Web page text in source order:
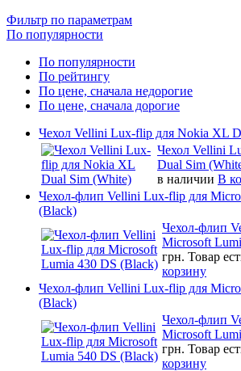
Фильтр по параметрам
По популярности
По популярности
По рейтингу
По цене, сначала недорогие
По цене, сначала дорогие
Чехол Vellini Lux-flip для Nokia XL
Чехол Vellini
Dual Sim
в наличии В
Чехол-флип Vellini Lux-flip для
(Black)
Чехол-флип
Microsoft
грн. Товар
корзину
Чехол-флип Vellini Lux-flip для
(Black)
Чехол-флип
Microsoft
грн. Товар
корзину